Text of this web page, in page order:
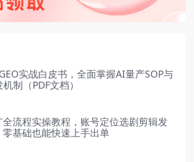
实战白皮书，全面掌握AI量产SOP与
制（PDF文档）
全流程实操教程，账号定位选剧剪辑发
基础也能快速上手出单